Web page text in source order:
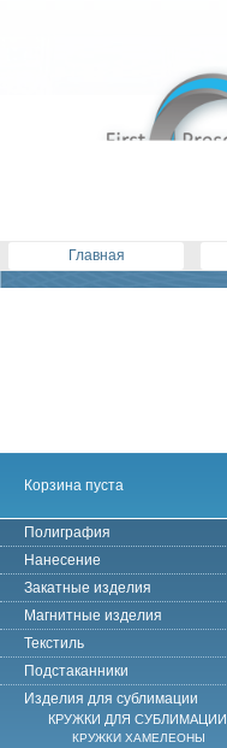
Главная
Корзина пуста
Полиграфия
Нанесение
Закатные изделия
Магнитные изделия
Текстиль
Подстаканники
Изделия для сублимации
КРУЖКИ ДЛЯ СУБЛИМАЦИИ
КРУЖКИ ХАМЕЛЕОНЫ